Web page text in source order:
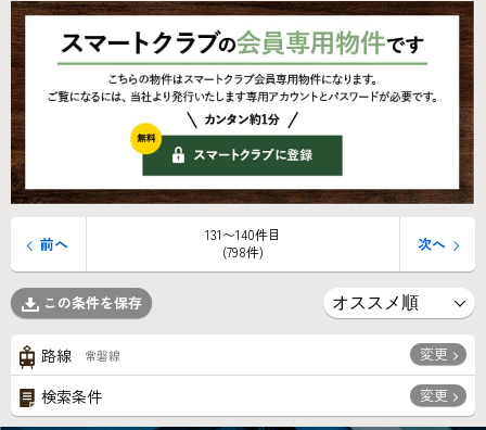
131〜140件目
(798件)
前へ 次へ
この条件を保存
路線 常磐線 変更
検索条件 変更